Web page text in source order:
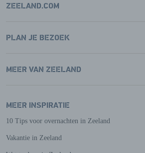
ZEELAND.COM
PLAN JE BEZOEK
MEER VAN ZEELAND
MEER INSPIRATIE
10 Tips voor overnachten in Zeeland
Vakantie in Zeeland